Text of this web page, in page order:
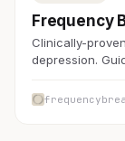
Frequency
Clinically-
depression.